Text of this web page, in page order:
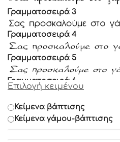
Γραμματοσειρά 3
Γραμματοσειρά 4
Γραμματοσειρά 5
Γραμματοσειρά 6
Γραμματοσειρά 7
Επιλογή κειμένου
Κείμενα βάπτισης
Κείμενα γάμου-βάπτισης